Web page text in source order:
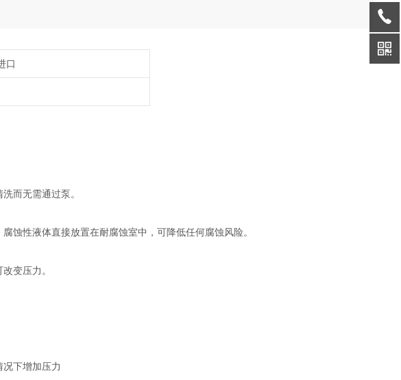
口
而无需通过泵。
蚀性液体直接放置在耐腐蚀室中，可降低任何腐蚀风险。
变压力。
下增加压力